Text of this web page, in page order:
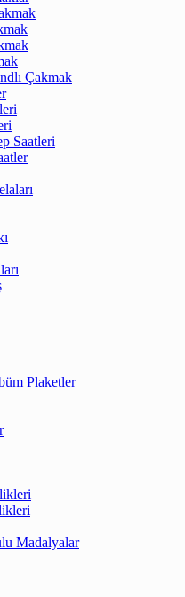
Çakmak
Saatleri
Plaketler
Madalyalar